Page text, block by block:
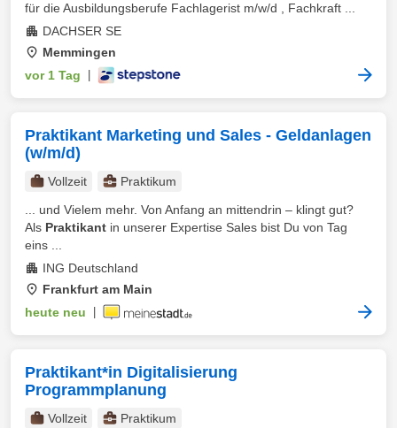
für die Ausbildungsberufe Fachlagerist m/w/d , Fachkraft ...
DACHSER SE
Memmingen
vor 1 Tag
Praktikant Marketing und Sales - Geldanlagen
(w/m/d)
Vollzeit
Praktikum
... und Vielem mehr. Von Anfang an mittendrin – klingt gut?
Als Praktikant in unserer Expertise Sales bist Du von Tag
eins ...
ING Deutschland
Frankfurt am Main
heute neu
Praktikant*in Digitalisierung
Programmplanung
Vollzeit
Praktikum